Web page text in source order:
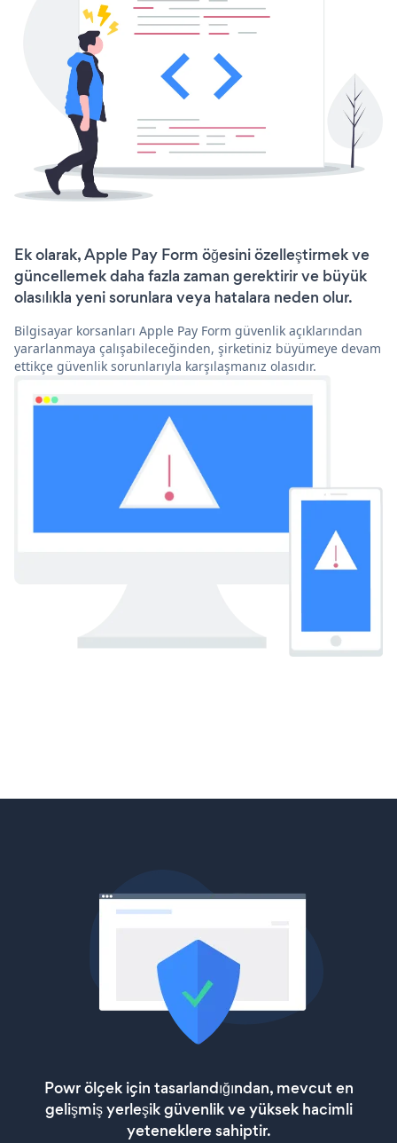
Ek olarak, Apple Pay Form öğesini özelleştirmek ve
güncellemek daha fazla zaman gerektirir ve büyük
olasılıkla yeni sorunlara veya hatalara neden olur.
Bilgisayar korsanları Apple Pay Form güvenlik açıklarından
yararlanmaya çalışabileceğinden, şirketiniz büyümeye devam
ettikçe güvenlik sorunlarıyla karşılaşmanız olasıdır.
Powr ölçek için tasarlandığından, mevcut en
gelişmiş yerleşik güvenlik ve yüksek hacimli
yeteneklere sahiptir.